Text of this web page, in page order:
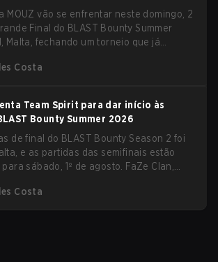
MOUZ vão se enfrentar neste domingo, 2
Final do BLAST Bounty Summer
Malta, fechando um torneio que já
Costa
Team Spirit para dar início às
Bounty Summer 2026
de final do BLAST Bounty Season 2 foi
e as partidas das semifinais estão
sábado, 1º de agosto. FaZe Clan,
troféu, enquanto paiN Gaming se
eliminada da chave.
Costa